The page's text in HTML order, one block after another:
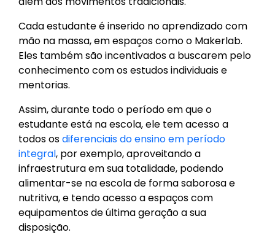
Cada estudante é inserido no aprendizado com
mão na massa, em espaços como o Makerlab.
Eles também são incentivados a buscarem pelo
conhecimento com os estudos individuais e
mentorias.
Assim, durante todo o período em que o
estudante está na escola, ele tem acesso a
todos osdiferenciais do ensino em período
integral, por exemplo, aproveitando a
infraestrutura em sua totalidade, podendo
alimentar-se na escola de forma saborosa e
nutritiva, e tendo acesso a espaços com
equipamentos de última geração a sua
disposição.